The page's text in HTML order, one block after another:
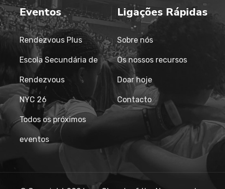
Eventos
Rendezvous Plus
Escola Secundária de
Rendezvous
NYC 26
Todos os próximos
eventos
Ligações Rápidas
Sobre nós
Os nossos recursos
Doar hoje
Contacto